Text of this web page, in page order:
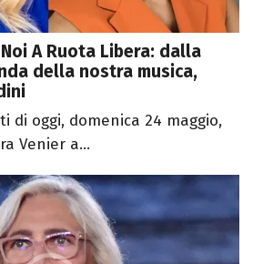
A Ruota Libera: dalla
della nostra musica,
di oggi, domenica 24 maggio,
Venier a...